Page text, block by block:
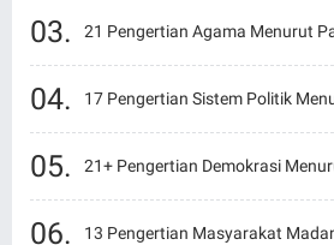
21 Pengertian Agama Menurut
17 Pengertian Sistem Politik
21+ Pengertian Demokrasi
13 Pengertian Masyarakat